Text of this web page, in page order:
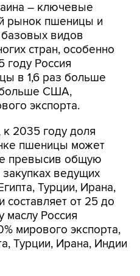
– ключевые
рынок пшеницы и
видов
стран, особенно
году Россия
в 1,6 раз больше
больше США,
экспорта.
2035 году доля
пшеницы может
превысив общую
ведущих
Турции, Ирана,
составляет от 25 до
маслу Россия
мирового экспорта,
Турции, Ирана, Индии